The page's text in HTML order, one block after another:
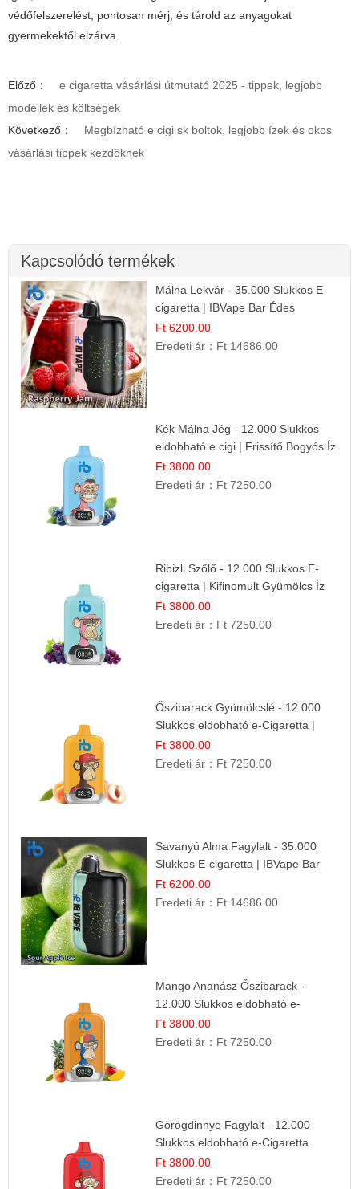
védőfelszerelést, pontosan mérj, és tárold az anyagokat
gyermekektől elzárva.
Előző：
e cigaretta vásárlási útmutató 2025 - tippek, legjobb
modellek és költségek
Következő：
Megbízható e cigi sk boltok, legjobb ízek és okos
vásárlási tippek kezdőknek
Kapcsolódó termékek
Málna Lekvár - 35.000 Slukkos E-
cigaretta | IBVape Bar Édes
Gyümölcs Íz
Ft 6200.00
Eredeti ár： Ft 14686.00
Kék Málna Jég - 12.000 Slukkos
eldobható e cigi | Frissítő Bogyós Íz
Ft 3800.00
Eredeti ár： Ft 7250.00
Ribizli Szőlő - 12.000 Slukkos E-
cigaretta | Kifinomult Gyümölcs Íz
Ft 3800.00
Eredeti ár： Ft 7250.00
Őszibarack Gyümölcslé - 12.000
Slukkos eldobható e-Cigaretta |
Friss Gyümölcs Íz
Ft 3800.00
Eredeti ár： Ft 7250.00
Savanyú Alma Fagylalt - 35.000
Slukkos E-cigaretta | IBVape Bar
Ft 6200.00
Eredeti ár： Ft 14686.00
Mango Ananász Őszibarack -
12.000 Slukkos eldobható e-
Cigaretta
Ft 3800.00
Eredeti ár： Ft 7250.00
Görögdinnye Fagylalt - 12.000
Slukkos eldobható e-Cigaretta
Ft 3800.00
Eredeti ár： Ft 7250.00